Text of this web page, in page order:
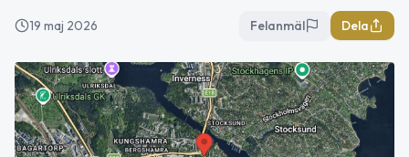
19 maj 2026 Felanmäl Dela